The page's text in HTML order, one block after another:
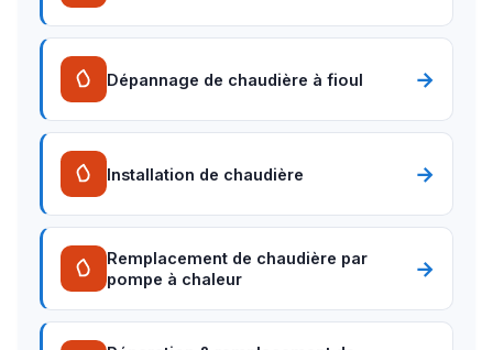
Dépannage de chaudière à fioul →
Installation de chaudière →
Remplacement de chaudière par
pompe à chaleur
→